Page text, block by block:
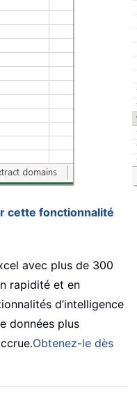
cette fonctionnalité
avec plus de 300
rapidité et en
d’intelligence
données plus
Obtenez-le dès